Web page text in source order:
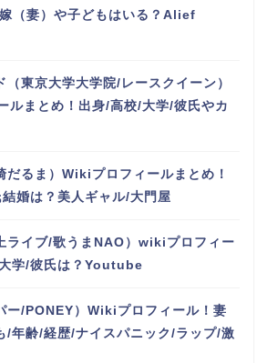
（妻）や子どもはいる？Alief
（東京大学大学院/レースクイーン）
ルまとめ！出身/高校/大学/彼氏やカ
だるま）Wikiプロフィールまとめ！
婚は？美人ギャル/大門屋
ライブ/歌うまNAO）wikiプロフィー
学/彼氏は？Youtube
ー/PONEY）Wikiプロフィール！妻
/年齢/経歴/ナイスパニック/ラップ/激